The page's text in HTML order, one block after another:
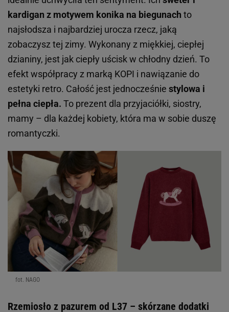
kardigan z motywem konika na biegunach to
najsłodsza i najbardziej urocza rzecz, jaką
zobaczysz tej zimy. Wykonany z miękkiej, ciepłej
dzianiny, jest jak ciepły uścisk w chłodny dzień. To
efekt współpracy z marką KOPI i nawiązanie do
estetyki retro. Całość jest jednocześnie stylowa i
pełna ciepła. To prezent dla przyjaciółki, siostry,
mamy – dla każdej kobiety, która ma w sobie duszę
romantyczki.
fot. NAGO
Rzemiosło z pazurem od L37 – skórzane dodatki